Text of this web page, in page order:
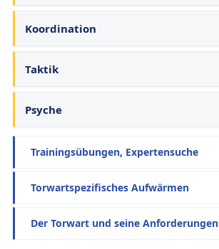
Koordination
Taktik
Psyche
Trainingsübungen, Expertensuche
Torwartspezifisches Aufwärmen
Der Torwart und seine Anforderungen